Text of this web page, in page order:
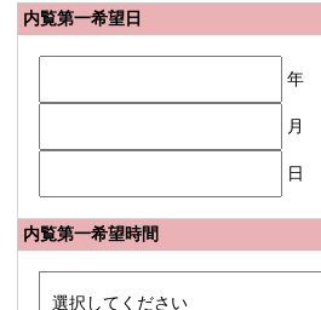
内覧第一希望日
年
月
日
内覧第一希望時間